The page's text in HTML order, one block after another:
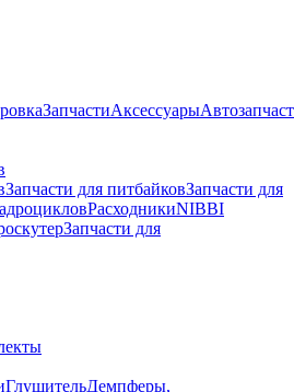
ЗапчастиАксессуары
Запчасти для питбайковЗапчасти для
РасходникиNIBBI
Запчасти для
ГлушительДемпферы,